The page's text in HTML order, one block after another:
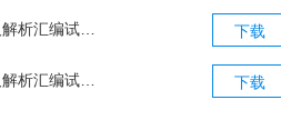
历年期货基础知识真题及解析汇编试卷（一） 下载
历年期货基础知识真题及解析汇编试卷（二） 下载